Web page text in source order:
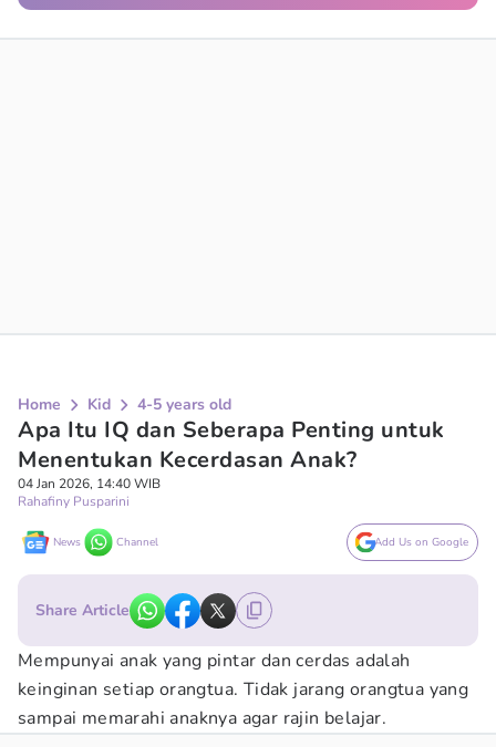
Home Kid 4-5 years old
Apa Itu IQ dan Seberapa Penting untuk
Menentukan Kecerdasan Anak?
04 Jan 2026, 14:40 WIB
Rahafiny Pusparini
News Channel Add Us on Google
Share Article
Mempunyai anak yang pintar dan cerdas adalah
keinginan setiap orangtua. Tidak jarang orangtua yang
sampai memarahi anaknya agar rajin belajar.